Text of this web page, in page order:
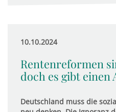
10.10.2024
Rentenreformen
doch es gibt einen
Deutschland muss die